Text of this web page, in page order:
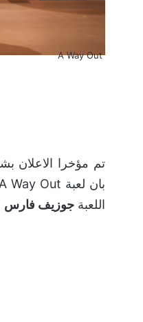
A Way Out
اللعبةجوزيف فارس